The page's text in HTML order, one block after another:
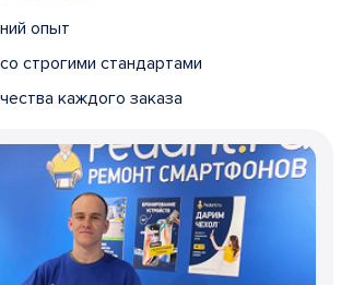
опыт
строгими стандартами
каждого заказа